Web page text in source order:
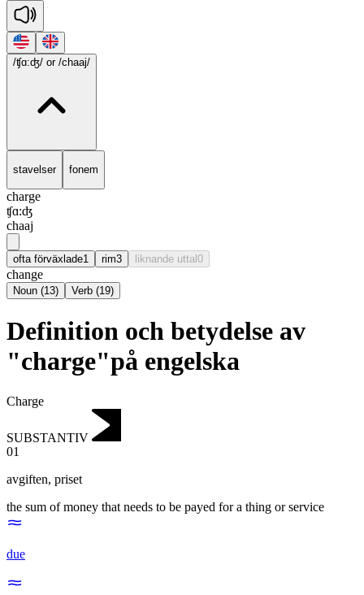
/ʧɑ:ʤ/ or /chaaj/
stavelser fonem
charge
ʧɑ:ʤ
chaaj
ofta förväxlade1 rim3 liknande uttal0
change
Noun (13) Verb (19)
Definition och betydelse av
"charge"på engelska
Charge
SUBSTANTIV
01
avgiften, priset
the sum of money that needs to be payed for a thing or service
due